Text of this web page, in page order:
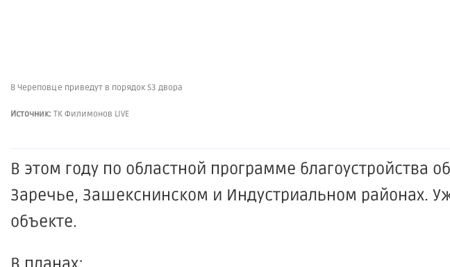
В Череповце приведут в порядок 53 двора
Источник: ТК Филимонов LIVE
В этом году по областной программе благоустройства
Заречье, Зашекснинском и Индустриальном районах.
объекте.